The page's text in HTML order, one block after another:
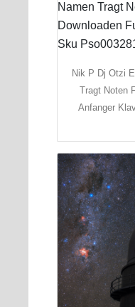
Nik P Dj Otzi
Tragt Noten
Anfanger